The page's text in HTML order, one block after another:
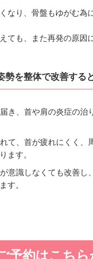
なり、骨盤もゆがむ為
ても、また再発の原因
勢を整体で改善する
き、首や肩の炎症の治
て、首が疲れにくく、
ます。
意識しなくても改善し
す。
予約はこちら